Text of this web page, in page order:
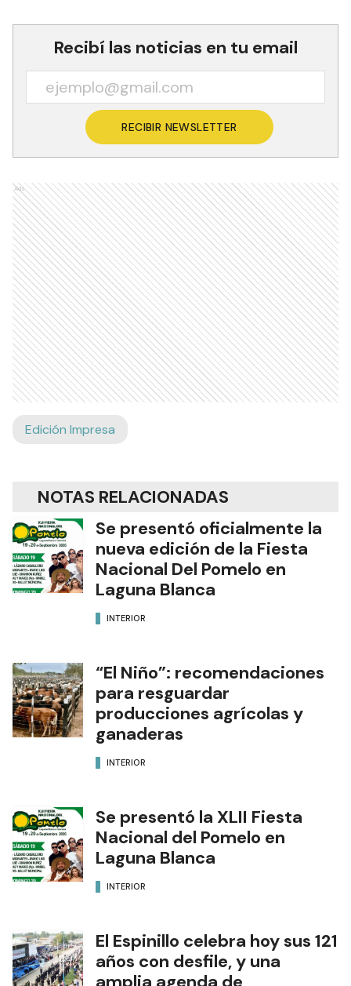
Recibí las noticias en tu email
RECIBIR NEWSLETTER
Ads
Edición Impresa
NOTAS RELACIONADAS
Se presentó oficialmente la
nueva edición de la Fiesta
Nacional Del Pomelo en
Laguna Blanca
INTERIOR
“El Niño”: recomendaciones
para resguardar
producciones agrícolas y
ganaderas
INTERIOR
Se presentó la XLII Fiesta
Nacional del Pomelo en
Laguna Blanca
INTERIOR
El Espinillo celebra hoy sus 121
años con desfile, y una